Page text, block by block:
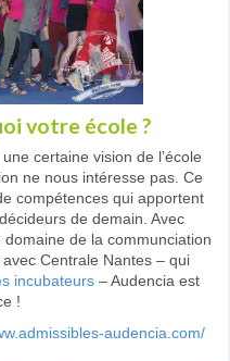
votre école ?
certaine vision de l’école
ne nous intéresse pas. Ce
compétences qui apportent
de demain. Avec
domaine de la communciation
Centrale Nantes – qui
incubateurs – Audencia est
!
audencia.com/